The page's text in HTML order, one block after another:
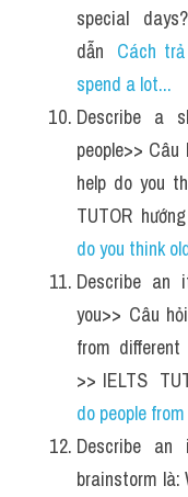
special
dẫn Cách
spend a lot...
Describe a
people>>
help do you
TUTOR
do you think
Describe an
you>> Câu
from
>> IELTS
do people
Describe an
brainstorm là: